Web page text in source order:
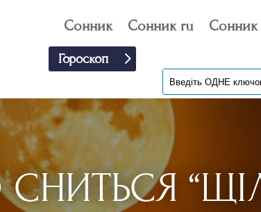
Сонник Сонник ru Сонник
Гороскоп